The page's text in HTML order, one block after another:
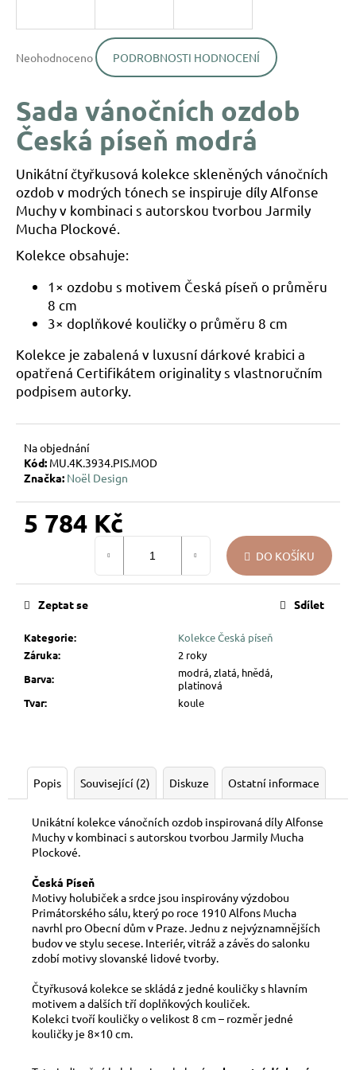
hodnocení
0,0
z
5
hvězdiček.
Neohodnoceno PODROBNOSTI HODNOCENÍ
Sada vánočních ozdob
Česká píseň modrá
Unikátní čtyřkusová kolekce skleněných vánočních
ozdob v modrých tónech se inspiruje díly Alfonse
Muchy v kombinaci s autorskou tvorbou Jarmily
Mucha Plockové.
Kolekce obsahuje:
1× ozdobu s motivem Česká píseň o průměru
8 cm
3× doplňkové kouličky o průměru 8 cm
Kolekce je zabalená v luxusní dárkové krabici a
opatřená Certifikátem originality s vlastnoručním
podpisem autorky.
Na objednání
Kód: MU.4K.3934.PIS.MOD
Značka: Noël Design
5 784 Kč
DO KOŠÍKU
Kategorie:
Kolekce Česká píseň
Záruka:
2 roky
Barva:
modrá, zlatá, hnědá,
platinová
Tvar: koule
Zeptat se Sdílet
Popis Související (2) Diskuze Ostatní informace
Unikátní kolekce vánočních ozdob inspirovaná díly Alfonse
Muchy v kombinaci s autorskou tvorbou Jarmily Mucha
Plockové.
Česká Píseň
Motivy holubiček a srdce jsou inspirovány výzdobou
Primátorského sálu, který po roce 1910 Alfons Mucha
navrhl pro Obecní dům v Praze. Jednu z nejvýznamnějších
budov ve stylu secese. Interiér, vitráž a závěs do salonku
zdobí motivy slovanské lidové tvorby.
Čtyřkusová kolekce se skládá z jedné kouličky s hlavním
motivem a dalších tří doplňkových kouliček.
Kolekci tvoří kouličky o velikost 8 cm – rozměr jedné
kouličky je 8×10 cm.
í
?
HLEDAT
D
č
u
j
m
e
SKLENĚNÁ
OZDOBA
Kč